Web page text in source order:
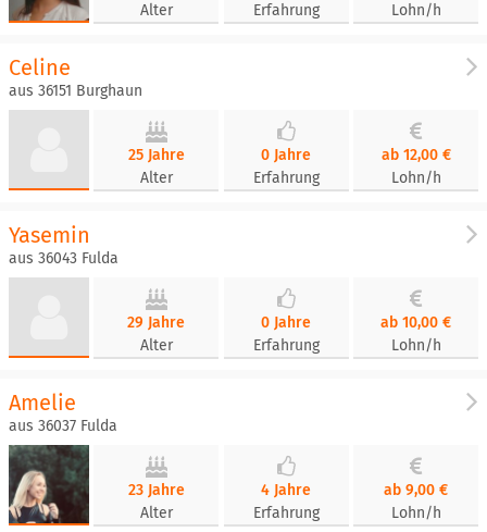
Alter
Erfahrung
Lohn/h
Celine
aus 36151 Burghaun
25 Jahre
Alter
0 Jahre
Erfahrung
ab 12,00 €
Lohn/h
Yasemin
aus 36043 Fulda
29 Jahre
Alter
0 Jahre
Erfahrung
ab 10,00 €
Lohn/h
Amelie
aus 36037 Fulda
23 Jahre
Alter
4 Jahre
Erfahrung
ab 9,00 €
Lohn/h